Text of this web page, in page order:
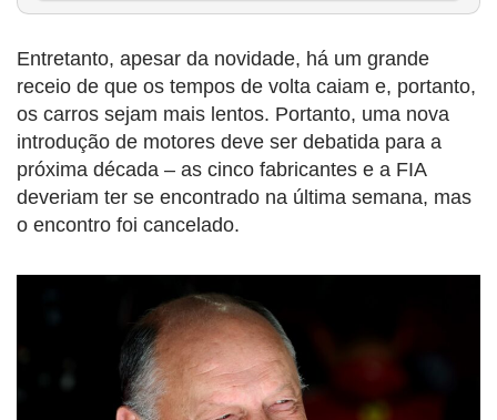
Entretanto, apesar da novidade, há um grande
receio de que os tempos de volta caiam e, portanto,
os carros sejam mais lentos. Portanto, uma nova
introdução de motores deve ser debatida para a
próxima década – as cinco fabricantes e a FIA
deveriam ter se encontrado na última semana, mas
o encontro foi cancelado.